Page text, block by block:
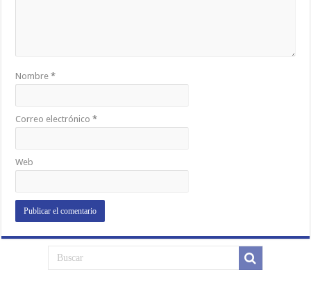
Nombre*
Correo electrónico*
Web